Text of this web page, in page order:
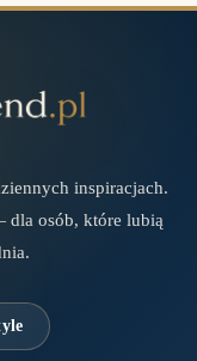
inspiracjach.
dla osób, które lubią